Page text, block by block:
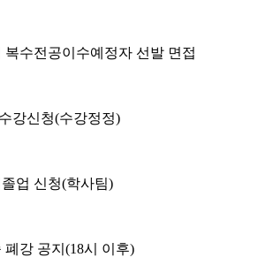
복수전공이수예정자 선발 면접
강신청(수강정정)
업 신청(학사팀)
강 공지(18시 이후)